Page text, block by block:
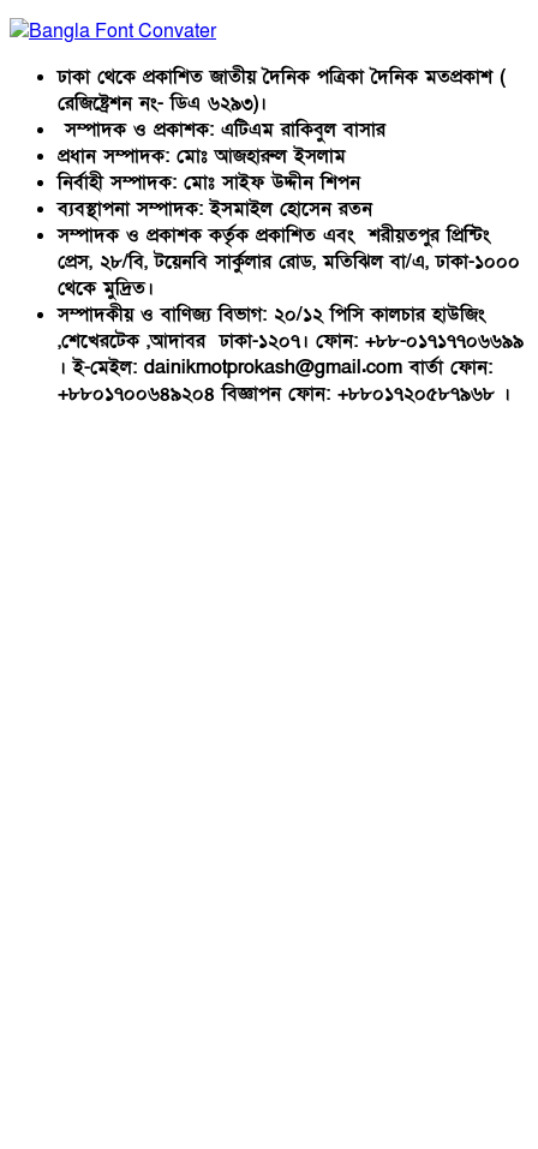
ঢাকা থেকে প্রকাশিত জাতীয় দৈনিক পত্রিকা দৈনিক মতপ্রকাশ (
রেজিষ্ট্রেশন নং- ডিএ ৬২৯৩)।
সম্পাদক ও প্রকাশক: এটিএম রাকিবুল বাসার
প্রধান সম্পাদক: মোঃ আজহারুল ইসলাম
নির্বাহী সম্পাদক: মোঃ সাইফ উদ্দীন শিপন
ব্যবস্থাপনা সম্পাদক: ইসমাইল হোসেন রতন
সম্পাদক ও প্রকাশক কর্তৃক প্রকাশিত এবং শরীয়তপুর প্রিন্টিং
প্রেস, ২৮/বি, টয়েনবি সার্কুলার রোড, মতিঝিল বা/এ, ঢাকা-১০০০
থেকে মুদ্রিত।
সম্পাদকীয় ও বাণিজ্য বিভাগ: ২০/১২ পিসি কালচার হাউজিং
,শেখেরটেক ,আদাবর ঢাকা-১২০৭। ফোন: +৮৮-০১৭১৭৭০৬৬৯৯
। ই-মেইল: dainikmotprokash@gmail.com বার্তা ফোন:
+৮৮০১৭০০৬৪৯২০৪ বিজ্ঞাপন ফোন: +৮৮০১৭২০৫৮৭৯৬৮ ।